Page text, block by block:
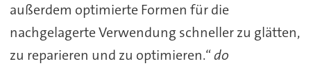
außerdem optimierte Formen für die
nachgelagerte Verwendung schneller zu glätten,
zu reparieren und zu optimieren.“do